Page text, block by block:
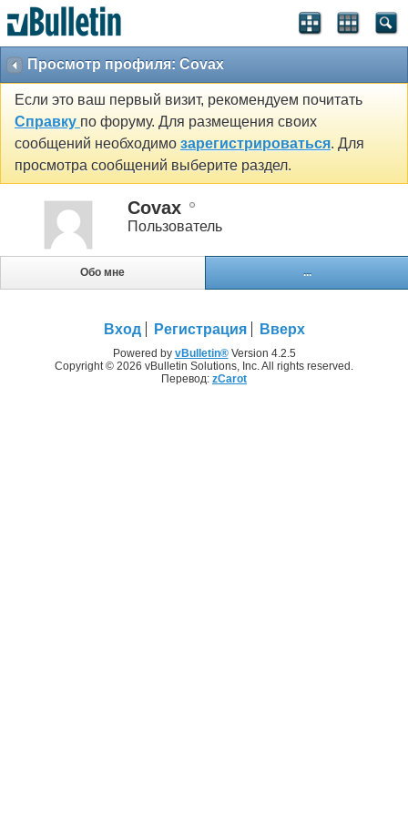
Просмотр профиля: Covax
Если это ваш первый визит, рекомендуем почитать
Справку по форуму. Для размещения своих
сообщений необходимо зарегистрироваться. Для
просмотра сообщений выберите раздел.
Covax
Пользователь
Обо мне ...
Вход Регистрация Вверх
Powered by vBulletin®Version 4.2.5
Copyright © 2026 vBulletin Solutions, Inc. All rights reserved.
Перевод: zCarot